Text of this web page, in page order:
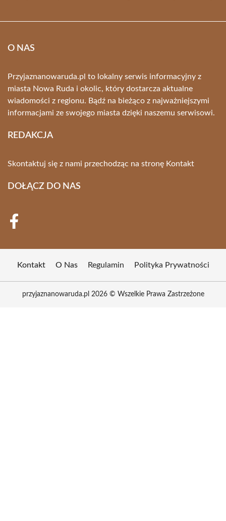
O NAS
Przyjaznanowaruda.pl to lokalny serwis informacyjny z
miasta Nowa Ruda i okolic, który dostarcza aktualne
wiadomości z regionu. Bądź na bieżąco z najważniejszymi
informacjami ze swojego miasta dzięki naszemu serwisowi.
REDAKCJA
Skontaktuj się z nami przechodząc na stronę Kontakt
DOŁĄCZ DO NAS
Kontakt O Nas Regulamin Polityka Prywatności
przyjaznanowaruda.pl 2026 © Wszelkie Prawa Zastrzeżone